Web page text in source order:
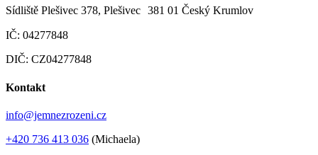
Sídliště Plešivec 378, Plešivec 381 01 Český Krumlov
IČ: 04277848
DIČ: CZ04277848
Kontakt
info@jemnezrozeni.cz
+420 736 413 036 (Michaela)